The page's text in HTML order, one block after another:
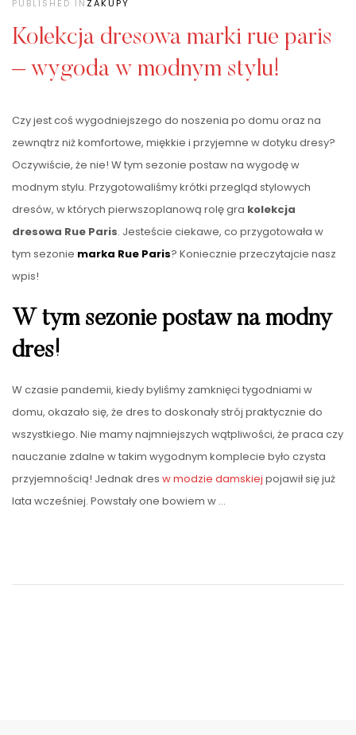
PUBLISHED IN ZAKUPY
Kolekcja dresowa marki rue paris
– wygoda w modnym stylu!
Czy jest coś wygodniejszego do noszenia po domu oraz na
zewnątrz niż komfortowe, miękkie i przyjemne w dotyku dresy?
Oczywiście, że nie! W tym sezonie postaw na wygodę w
modnym stylu. Przygotowaliśmy krótki przegląd stylowych
dresów, w których pierwszoplanową rolę gra kolekcja
dresowa Rue Paris. Jesteście ciekawe, co przygotowała w
tym sezonie marka Rue Paris? Koniecznie przeczytajcie nasz
wpis!
W tym sezonie postaw na modny
dres!
W czasie pandemii, kiedy byliśmy zamknięci tygodniami w
domu, okazało się, że dres to doskonały strój praktycznie do
wszystkiego. Nie mamy najmniejszych wątpliwości, że praca czy
nauczanie zdalne w takim wygodnym komplecie było czysta
przyjemnością! Jednak dres w modzie damskiej pojawił się już
lata wcześniej. Powstały one bowiem w …